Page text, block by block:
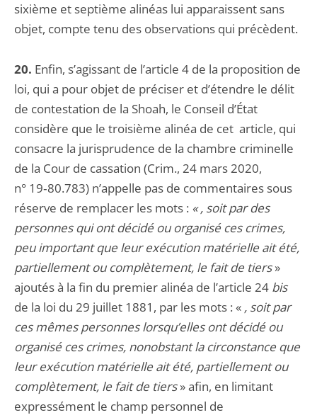
sixième et septième alinéas lui apparaissent sans
objet, compte tenu des observations qui précèdent.
20. Enfin, s’agissant de l’article 4 de la proposition de
loi, qui a pour objet de préciser et d’étendre le délit
de contestation de la Shoah, le Conseil d’État
considère que le troisième alinéa de cet article, qui
consacre la jurisprudence de la chambre criminelle
de la Cour de cassation (Crim., 24 mars 2020,
n° 19‑80.783) n’appelle pas de commentaires sous
réserve de remplacer les mots : « , soit par des
personnes qui ont décidé ou organisé ces crimes,
peu important que leur exécution matérielle ait été,
partiellement ou complètement, le fait de tiers»
ajoutés à la fin du premier alinéa de l’article 24 bis
de la loi du 29 juillet 1881, par les mots : « , soit par
ces mêmes personnes lorsqu’elles ont décidé ou
organisé ces crimes, nonobstant la circonstance que
leur exécution matérielle ait été, partiellement ou
complètement, le fait de tiers» afin, en limitant
expressément le champ personnel de